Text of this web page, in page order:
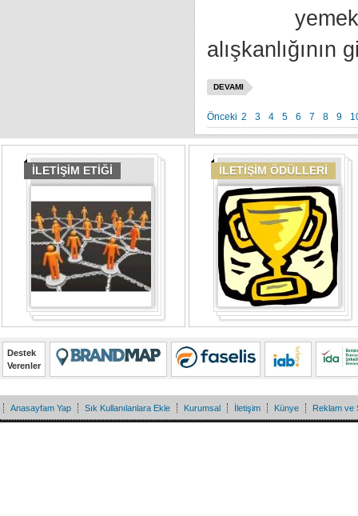
alışkanlığının
DEVAMI
Önceki 2 3 4 5 6 7 8 9
İLETİŞİM ETİĞİ İLETİŞİM ÖDÜLLERİ
Destek
Verenler
Anasayfam Yap Sık Kullanılanlara Ekle Kurumsal İletişim Künye Reklam ve